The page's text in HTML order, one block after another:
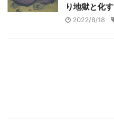
り地獄と化す
2022/8/18